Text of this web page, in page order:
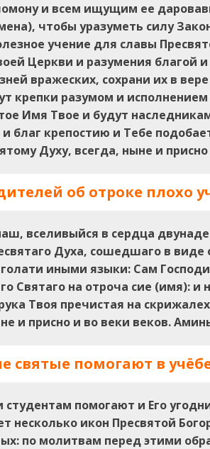
и всем ищущим ее
чтобы уразуметь силу
учение для славы
Церкви и разумения благой
вражеских, сохрани их в
крепки разумом и
Имя Твое и будут
благ крепостию и Тебе
Духу, всегда, ныне и
об отроке плохо
вселивыйся в сердца
Духа, сошедшаго в виде
иными языки: Сам
Святаго на отроча сие (имя): и
Твоя пречистая на
и присно и во веки веков.
святые помогают в
помогают и Его
несколько икон Пресвятой
по молитвам перед этими